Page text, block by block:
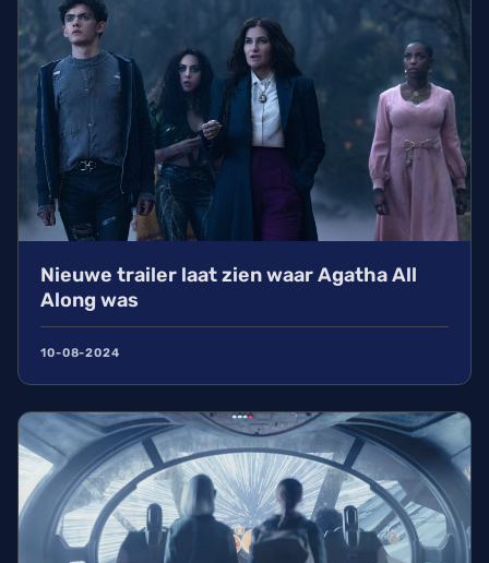
Nieuwe trailer laat zien waar Agatha All
Along was
10-08-2024